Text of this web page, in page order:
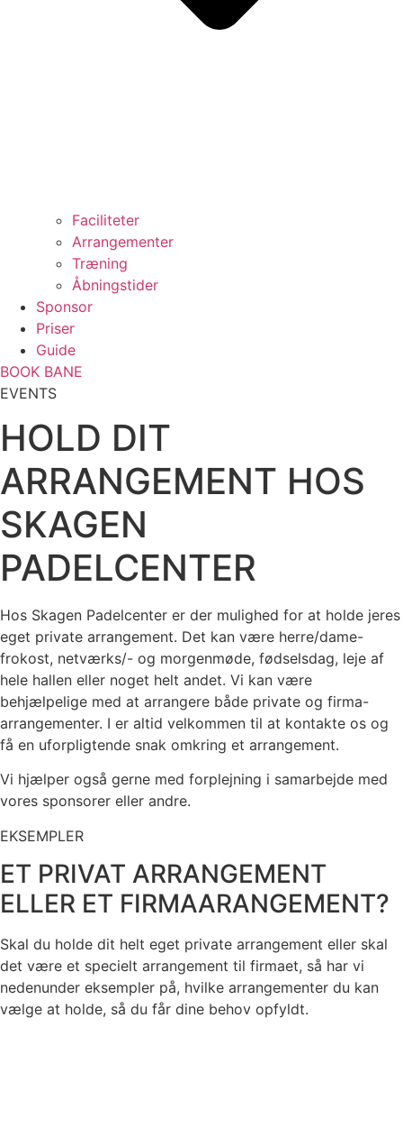
Faciliteter
Arrangementer
Træning
Åbningstider
Sponsor
Priser
Guide
BOOK BANE
EVENTS
HOLD DIT
ARRANGEMENT HOS
SKAGEN
PADELCENTER
Hos Skagen Padelcenter er der mulighed for at holde jeres
eget private arrangement. Det kan være herre/dame-
frokost, netværks/- og morgenmøde, fødselsdag, leje af
hele hallen eller noget helt andet. Vi kan være
behjælpelige med at arrangere både private og firma-
arrangementer. I er altid velkommen til at kontakte os og
få en uforpligtende snak omkring et arrangement.
Vi hjælper også gerne med forplejning i samarbejde med
vores sponsorer eller andre.
EKSEMPLER
ET PRIVAT ARRANGEMENT
ELLER ET FIRMAARANGEMENT?
Skal du holde dit helt eget private arrangement eller skal
det være et specielt arrangement til firmaet, så har vi
nedenunder eksempler på, hvilke arrangementer du kan
vælge at holde, så du får dine behov opfyldt.